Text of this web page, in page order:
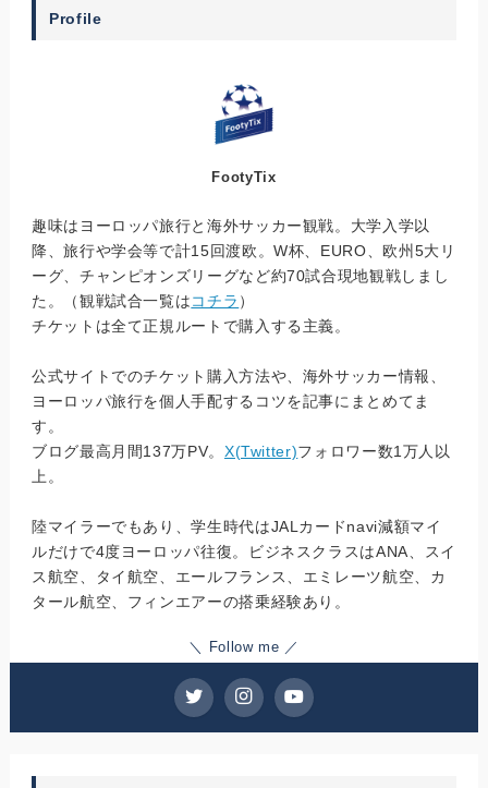
Profile
FootyTix
趣味はヨーロッパ旅行と海外サッカー観戦。大学入学以
降、旅行や学会等で計15回渡欧。W杯、EURO、欧州5大リ
ーグ、チャンピオンズリーグなど約70試合現地観戦しまし
た。（観戦試合一覧はコチラ ）
チケットは全て正規ルートで購入する主義。
公式サイトでのチケット購入方法や、海外サッカー情報、
ヨーロッパ旅行を個人手配するコツを記事にまとめてま
す。
ブログ最高月間137万PV。 X(Twitter)フォロワー数1万人以
上。
陸マイラーでもあり、学生時代はJALカードnavi減額マイ
ルだけで4度ヨーロッパ往復。ビジネスクラスはANA、スイ
ス航空、タイ航空、エールフランス、エミレーツ航空、カ
タール航空、フィンエアーの搭乗経験あり。
＼ Follow me ／